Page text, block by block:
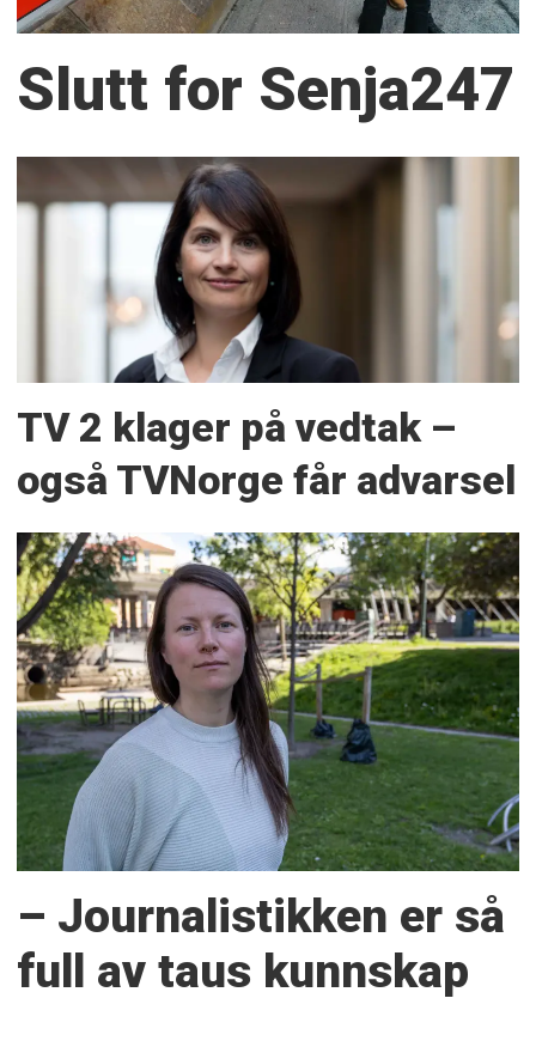
Slutt for Senja247
TV 2 klager på vedtak –
også TVNorge får advarsel
– Journalistikken er så
full av taus kunnskap